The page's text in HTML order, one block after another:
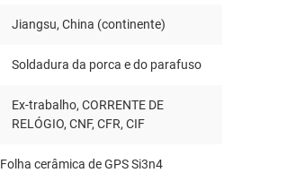
Jiangsu, China (continente)
Soldadura da porca e do parafuso
Ex-trabalho, CORRENTE DE
RELÓGIO, CNF, CFR, CIF
Folha cerâmica de GPS Si3n4